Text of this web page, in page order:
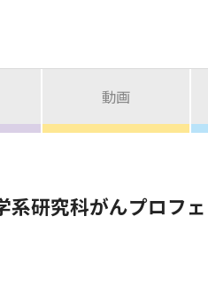
動画
系研究科がんプロフ